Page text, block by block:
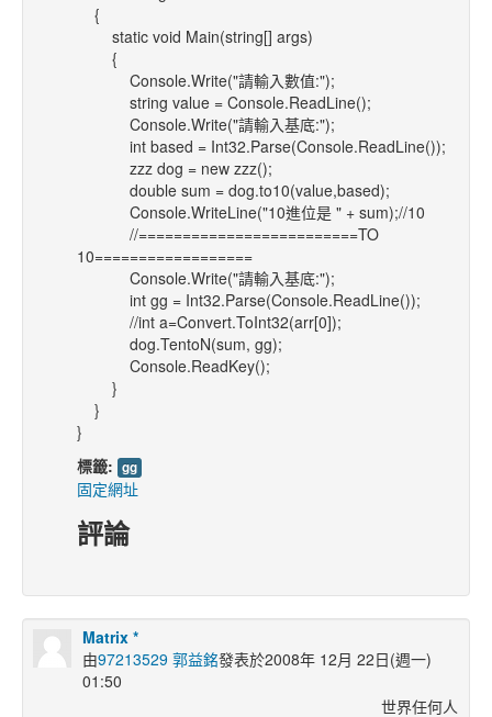
{
static void Main(string[] args)
{
Console.Write("請輸入數值:");
string value = Console.ReadLine();
Console.Write("請輸入基底:");
int based = Int32.Parse(Console.ReadLine());
zzz dog = new zzz();
double sum = dog.to10(value,based);
Console.WriteLine("10進位是 " + sum);//10
//=========================TO
10==================
Console.Write("請輸入基底:");
int gg = Int32.Parse(Console.ReadLine());
//int a=Convert.ToInt32(arr[0]);
dog.TentoN(sum, gg);
Console.ReadKey();
}
}
}
標籤: gg
固定網址
評論
Matrix *
由97213529 郭益銘發表於2008年 12月 22日(週一)
01:50
世界任何人